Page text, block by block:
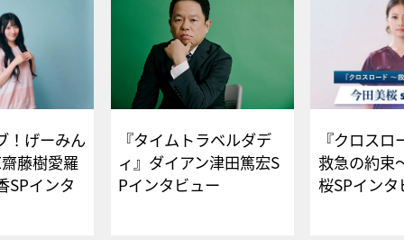
！げーみん
藤樹愛羅
SPインタ
『タイムトラベルダデ
ィ』ダイアン津田篤宏S
Pインタビュー
『クロス
救急の約束
桜SPイ